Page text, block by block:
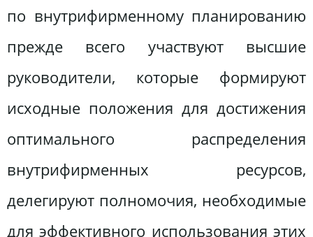
по внутрифирменному планированию
прежде всего участвуют высшие
руководители, которые формируют
исходные положения для достижения
оптимального распределения
внутрифирменных ресурсов,
делегируют полномочия, необходимые
для эффективного использования этих